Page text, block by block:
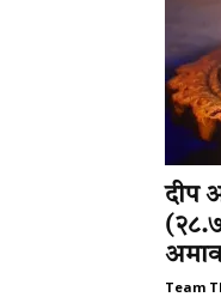
दीप
Team